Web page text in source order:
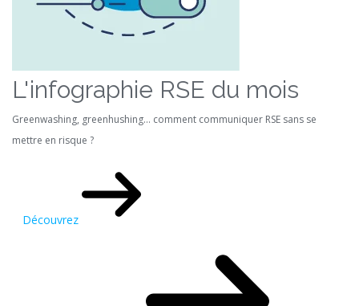
L'infographie RSE du mois
Greenwashing, greenhushing… comment communiquer RSE sans se
mettre en risque ?
Découvrez